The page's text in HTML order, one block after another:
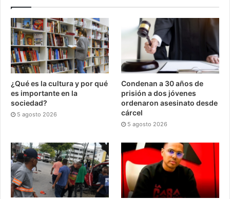
¿Qué es la cultura y por qué
es importante en la
sociedad?
5 agosto 2026
Condenan a 30 años de
prisión a dos jóvenes
ordenaron asesinato desde
cárcel
5 agosto 2026